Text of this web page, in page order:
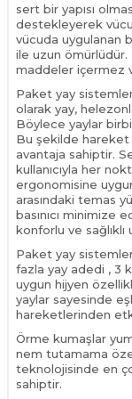
sert bir yapısı
destekleyerek
vücuda uygulanan
ile uzun
maddeler içermez
Paket yay
olarak yay,
Böylece yaylar
Bu şekilde hareket
avantaja sahiptir.
kullanıcıyla her
ergonomisine
arasındaki temas
basınıcı minimize
konforlu ve sağlıklı
Paket yay
fazla yay adedi , 3
uygun hijyen
yaylar sayesinde
hareketlerinden
Örme kumaşlar
nem tutamama
teknolojisinde en
sahiptir.